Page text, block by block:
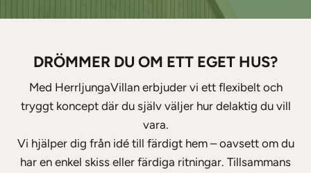
DRÖMMER DU OM ETT EGET HUS?
Med HerrljungaVillan erbjuder vi ett flexibelt och
tryggt koncept där du själv väljer hur delaktig du vill
vara.
Vi hjälper dig från idé till färdigt hem – oavsett om du
har en enkel skiss eller färdiga ritningar. Tillsammans